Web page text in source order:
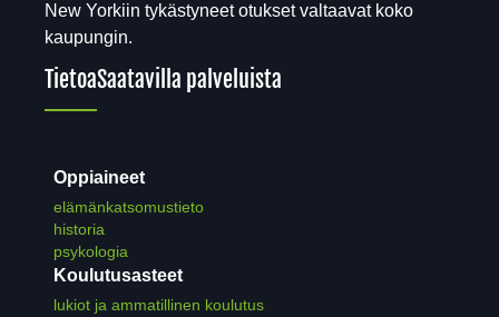
New Yorkiin tykästyneet otukset valtaavat koko
kaupungin.
TietoaSaatavilla palveluista
Oppiaineet
elämänkatsomustieto
historia
psykologia
Koulutusasteet
lukiot ja ammatillinen koulutus